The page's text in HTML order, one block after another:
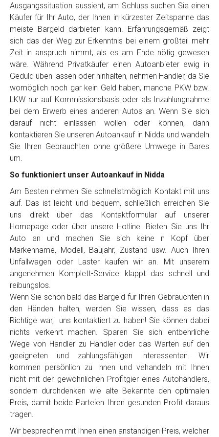
Ausgangssituation aussieht, am Schluss suchen Sie einen
Käufer für Ihr Auto, der Ihnen in kürzester Zeitspanne das
meiste Bargeld darbieten kann. Erfahrungsgemäß zeigt
sich das der Weg zur Erkenntnis bei einem großteil mehr
Zeit in anspruch nimmt, als es am Ende nötig gewesen
wäre. Während Privatkäufer einen Autoanbieter ewig in
Geduld üben lassen oder hinhalten, nehmen Händler, da Sie
womöglich noch gar kein Geld haben, manche PKW bzw.
LKW nur auf Kommissionsbasis oder als Inzahlungnahme
bei dem Erwerb eines anderen Autos an. Wenn Sie sich
darauf nicht einlassen wollen oder können, dann
kontaktieren Sie unseren Autoankauf in Nidda und wandeln
Sie Ihren Gebrauchten ohne größere Umwege in Bares
um.
So funktioniert unser Autoankauf in Nidda
Am Besten nehmen Sie schnellstmöglich Kontakt mit uns
auf. Das ist leicht und bequem, schließlich erreichen Sie
uns direkt über das Kontaktformular auf unserer
Homepage oder über unsere Hotline. Bieten Sie uns Ihr
Auto an und machen Sie sich keine n Kopf über
Markenname, Modell, Baujahr, Zustand usw. Auch Ihren
Unfallwagen oder Laster kaufen wir an. Mit unserem
angenehmen Komplett-Service klappt das schnell und
reibungslos.
Wenn Sie schon bald das Bargeld für Ihren Gebrauchten in
den Händen halten, werden Sie wissen, dass es das
Richtige war, uns kontaktiert zu haben! Sie können dabei
nichts verkehrt machen. Sparen Sie sich entbehrliche
Wege von Händler zu Händler oder das Warten auf den
geeigneten und zahlungsfähigen Interessenten. Wir
kommen persönlich zu Ihnen und vehandeln mit Ihnen
nicht mit der gewöhnlichen Profitgier eines Autohändlers,
sondern durchdenken wie alte Bekannte den optimalen
Preis, damit beide Parteien Ihren gesunden Profit daraus
tragen.
Wir besprechen mit Ihnen einen anständigen Preis, welcher